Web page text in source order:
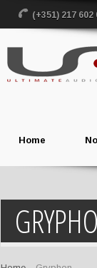
(+351) 217 602
Home